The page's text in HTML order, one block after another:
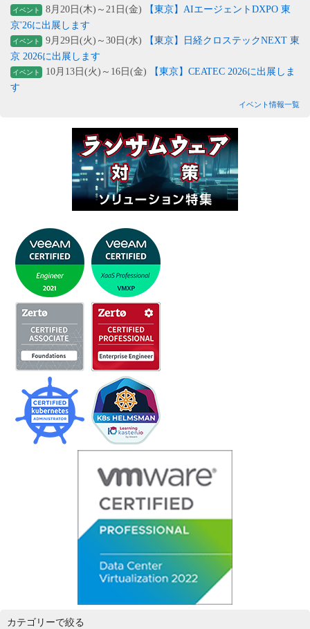
イベント 8月20日(木)～21日(金)
【東京】AIエージェントDXPO 東
京'26に出展します
イベント 9月29日(火)～30日(水)
【東京】日経クロステックNEXT 東
京 2026に出展します
イベント 10月13日(火)～16日(金)
【東京】CEATEC 2026に出展しま
す
イベント情報一覧
カテゴリーで絞る